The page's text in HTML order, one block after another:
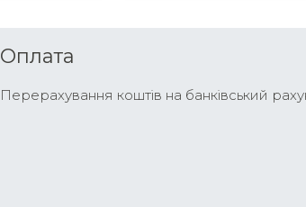
Оплата
Перерахування коштів на банківський